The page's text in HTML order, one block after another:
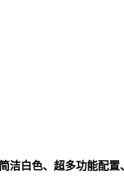
白色、超多功能配置